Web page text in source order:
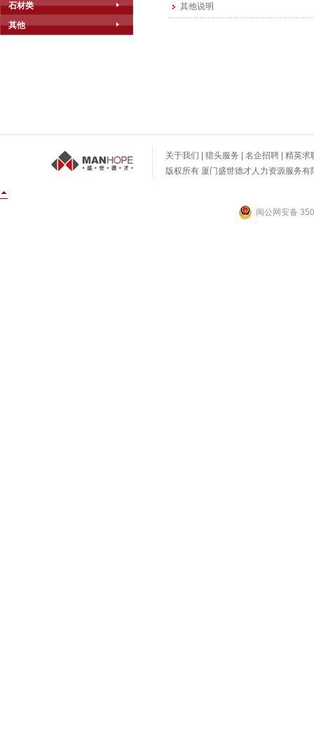
石材类
其他
其他说明
关于我们 猎头服务 名企招聘
精英求
版权所有 厦门盛世德才人力资源服务
闽公网安备